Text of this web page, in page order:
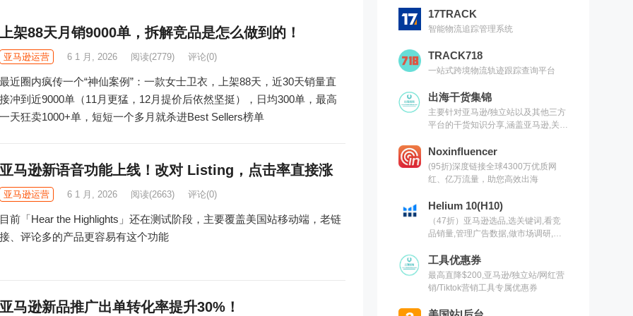
上架88天月销9000单，拆解竞品是怎么做到的！
亚马逊运营 6 1 月, 2026 阅读(2779) 评论(0)
最近圈内疯传一个“神仙案例”：一款女士卫衣，上架88天，近30天销量直
接冲到近9000单（11月更猛，12月提价后依然坚挺），日均300单，最高
一天狂卖1000+单，短短一个多月就杀进Best Sellers榜单
亚马逊新语音功能上线！改对 Listing，点击率直接涨
亚马逊运营 6 1 月, 2026 阅读(2663) 评论(0)
目前「Hear the Highlights」还在测试阶段，主要覆盖美国站移动端，老链
接、评论多的产品更容易有这个功能
亚马逊新品推广出单转化率提升30%！
17TRACK
智能物流追踪管理系统
TRACK718
一站式跨境物流轨迹跟踪查询平台
出海干货集锦
主要针对亚马逊/独立站以及其他三方
平台的干货知识分享,涵盖亚马逊,关键
具以及出海干货集锦,欢迎关注
Noxinfluencer
(95折)深度链接全球4300万优质网
红、亿万流量，助您高效出海
Helium 10(H10)
（47折）亚马逊选品,选关键词,看竞
品销量,管理广告数据,做市场调研,有
工具优惠券
最高直降$200,亚马逊/独立站/网红营
销/Tiktok营销工具专属优惠券